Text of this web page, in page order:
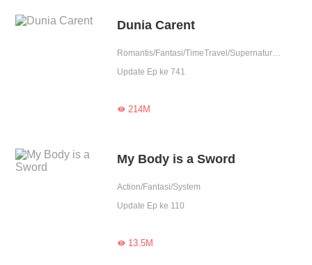
Dunia Carent
Romantis/Fantasi/TimeTravel/Supernatural/System/Fantasi Urban/Sejarah/Romansa Istana/Licik/Wanita perkasa/Dewa/Drama
Update Ep ke 741
214M
My Body is a Sword
Action/Fantasi/System
Update Ep ke 110
13.5M